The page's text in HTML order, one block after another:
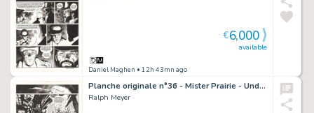
Daniel Maghen • 12h 43mn ago
available
€6,000
Planche originale n°36 - Mister Prairie - Undertaker
Ralph Meyer